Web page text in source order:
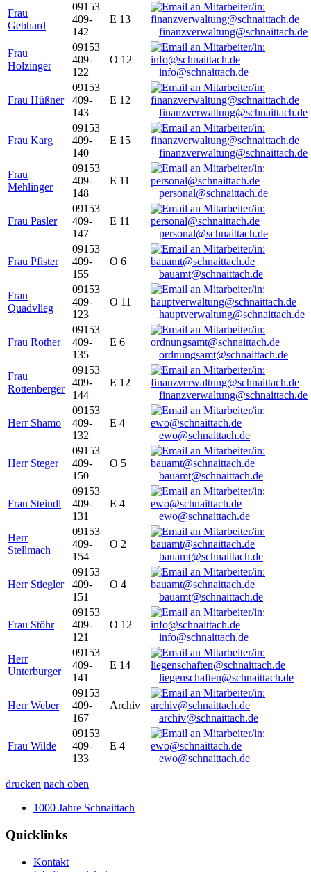
Frau
Gebhard
09153
409-
142
E 13
finanzverwaltung@schnaittach.de
Frau
Holzinger
09153
409-
122
O 12
info@schnaittach.de
Frau Hüßner
09153
409-
143
E 12
finanzverwaltung@schnaittach.de
Frau Karg
09153
409-
140
E 15
finanzverwaltung@schnaittach.de
Frau
Mehlinger
09153
409-
148
E 11
personal@schnaittach.de
Frau Pasler
09153
409-
147
E 11
personal@schnaittach.de
Frau Pfister
09153
409-
155
O 6
bauamt@schnaittach.de
Frau
Quadvlieg
09153
409-
123
O 11
hauptverwaltung@schnaittach.de
Frau Rother
09153
409-
135
E 6
ordnungsamt@schnaittach.de
Frau
Rottenberger
09153
409-
144
E 12
finanzverwaltung@schnaittach.de
Herr Shamo
09153
409-
132
E 4
ewo@schnaittach.de
Herr Steger
09153
409-
150
O 5
bauamt@schnaittach.de
Frau Steindl
09153
409-
131
E 4
ewo@schnaittach.de
Herr
Stellmach
09153
409-
154
O 2
bauamt@schnaittach.de
Herr Stiegler
09153
409-
151
O 4
bauamt@schnaittach.de
Frau Stöhr
09153
409-
121
O 12
info@schnaittach.de
Herr
Unterburger
09153
409-
141
E 14
liegenschaften@schnaittach.de
Herr Weber
09153
409-
167
Archiv
archiv@schnaittach.de
Frau Wilde
09153
409-
133
E 4
ewo@schnaittach.de
drucken nach oben
1000 Jahre Schnaittach
Quicklinks
Kontakt